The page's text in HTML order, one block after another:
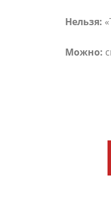
Нельзя:
Можно: